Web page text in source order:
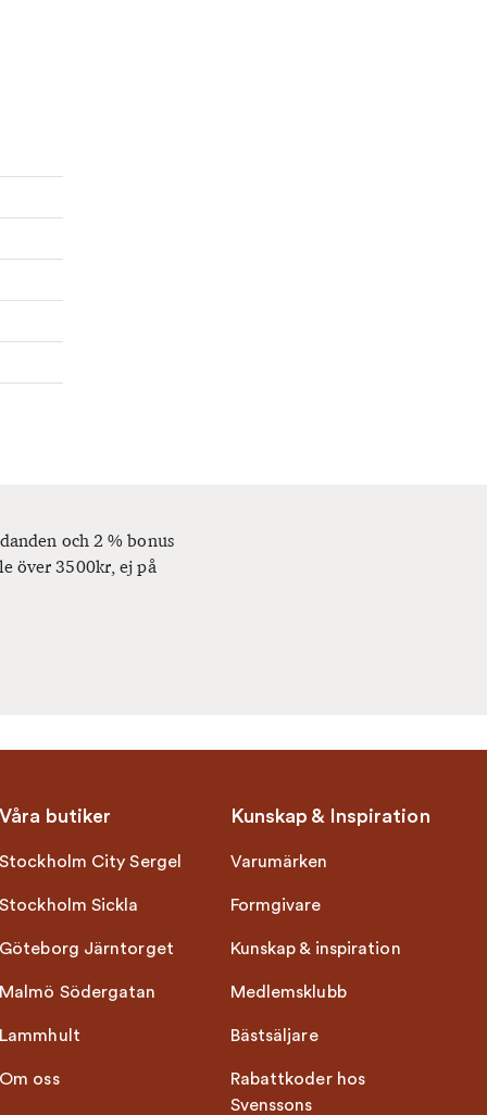
och 2 % bonus
över 3500kr, ej på
Våra butiker
Stockholm City Sergel
Stockholm Sickla
Göteborg Järntorget
Malmö Södergatan
Lammhult
Om oss
Kunskap & Inspiration
Varumärken
Formgivare
Kunskap & inspiration
Medlemsklubb
Bästsäljare
Rabattkoder hos
Svenssons